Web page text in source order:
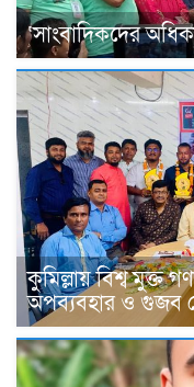
‘সাংবাদিকদের
কুমিল্লায় বিশ্ব মুক্ত
অপব্যবহার ও গুজব